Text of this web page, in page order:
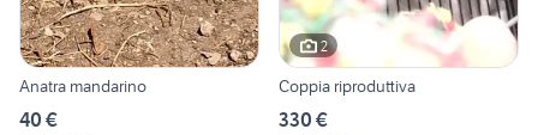
Anatra mandarino
40 €
2
Coppia riproduttiva
330 €